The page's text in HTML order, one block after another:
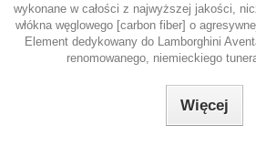
wykonane w całości z najwyższej jakości,
włókna węglowego [carbon fiber] o
Element dedykowany do Lamborghini
renomowanego, niemieckiego
Więcej